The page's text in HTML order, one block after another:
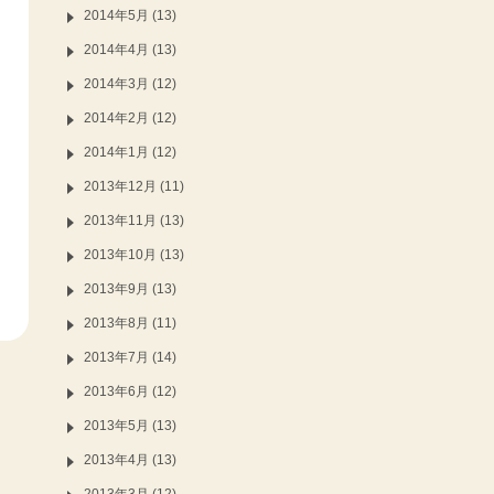
2014年5月 (13)
2014年4月 (13)
2014年3月 (12)
2014年2月 (12)
2014年1月 (12)
2013年12月 (11)
2013年11月 (13)
2013年10月 (13)
2013年9月 (13)
2013年8月 (11)
2013年7月 (14)
2013年6月 (12)
2013年5月 (13)
2013年4月 (13)